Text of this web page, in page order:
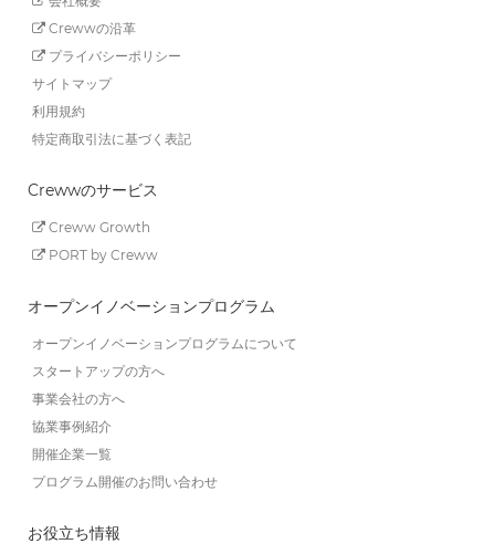
Crewwの沿革
プライバシーポリシー
サイトマップ
利用規約
特定商取引法に基づく表記
Crewwのサービス
Creww Growth
PORT by Creww
オープンイノベーションプログラム
オープンイノベーションプログラムについて
スタートアップの方へ
事業会社の方へ
協業事例紹介
開催企業一覧
プログラム開催のお問い合わせ
お役立ち情報